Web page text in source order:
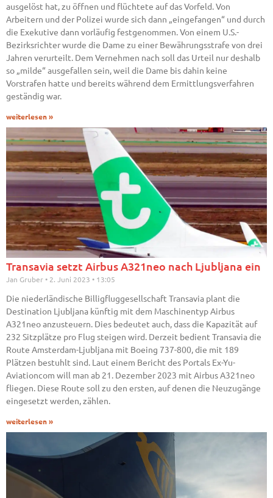
ausgelöst hat, zu öffnen und flüchtete auf das Vorfeld. Von
Arbeitern und der Polizei wurde sich dann „eingefangen“ und durch
die Exekutive dann vorläufig festgenommen. Von einem U.S.-
Bezirksrichter wurde die Dame zu einer Bewährungsstrafe von drei
Jahren verurteilt. Dem Vernehmen nach soll das Urteil nur deshalb
so „milde“ ausgefallen sein, weil die Dame bis dahin keine
Vorstrafen hatte und bereits während dem Ermittlungsverfahren
geständig war.
weiterlesen »
Transavia setzt Airbus A321neo nach Ljubljana ein
Jan Gruber 2. Juni 2023 13:05
Die niederländische Billigfluggesellschaft Transavia plant die
Destination Ljubljana künftig mit dem Maschinentyp Airbus
A321neo anzusteuern. Dies bedeutet auch, dass die Kapazität auf
232 Sitzplätze pro Flug steigen wird. Derzeit bedient Transavia die
Route Amsterdam-Ljubljana mit Boeing 737-800, die mit 189
Plätzen bestuhlt sind. Laut einem Bericht des Portals Ex-Yu-
Aviationcom will man ab 21. Dezember 2023 mit Airbus A321neo
fliegen. Diese Route soll zu den ersten, auf denen die Neuzugänge
eingesetzt werden, zählen.
weiterlesen »